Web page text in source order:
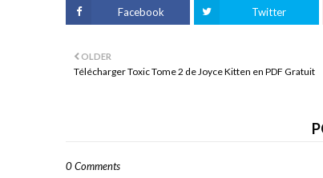
Facebook Twitter
OLDER
Télécharger Toxic Tome 2 de Joyce Kitten en PDF Gratuit
0 Comments